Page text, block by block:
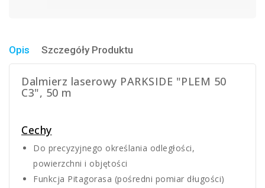
Opis Szczegóły Produktu
Dalmierz laserowy PARKSIDE "PLEM 50
C3", 50 m
Cechy
Do precyzyjnego określania odległości,
powierzchni i objętości
Funkcja Pitagorasa (pośredni pomiar długości)